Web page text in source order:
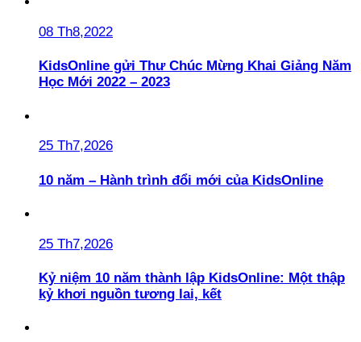
08 Th8,2022
KidsOnline gửi Thư Chúc Mừng Khai Giảng Năm
Học Mới 2022 – 2023
25 Th7,2026
10 năm – Hành trình đổi mới của KidsOnline
25 Th7,2026
Kỷ niệm 10 năm thành lập KidsOnline: Một thập
kỷ khơi nguồn tương lai, kết